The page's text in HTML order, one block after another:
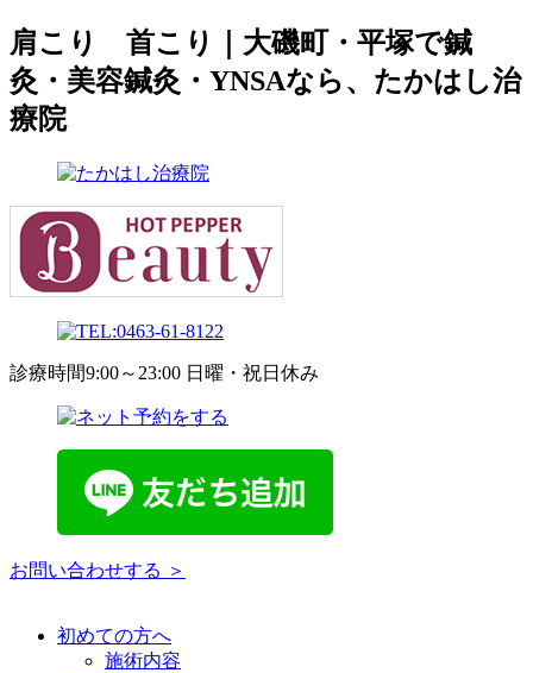
肩こり 首こり｜大磯町・平塚で鍼
灸・美容鍼灸・YNSAなら、たかはし治
療院
診療時間9:00～23:00 日曜・祝日休み
お問い合わせする ＞
初めての方へ
施術内容